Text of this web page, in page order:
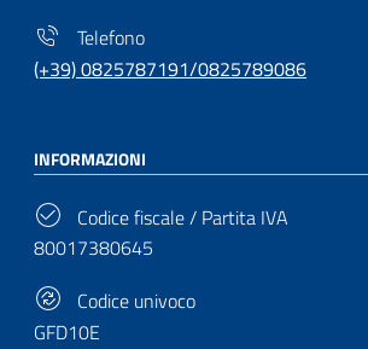
Telefono
(+39) 0825787191/0825789086
INFORMAZIONI
Codice fiscale / Partita IVA
80017380645
Codice univoco
GFD10E